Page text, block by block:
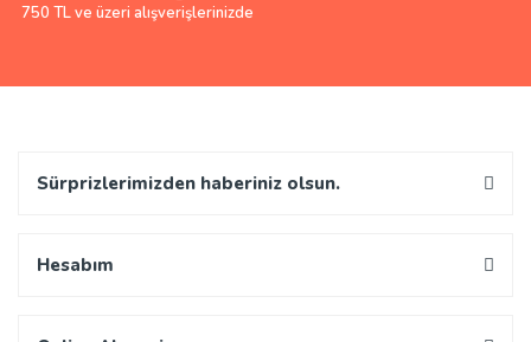
750 TL ve üzeri alışverişlerinizde
Sürprizlerimizden haberiniz olsun.
Hesabım